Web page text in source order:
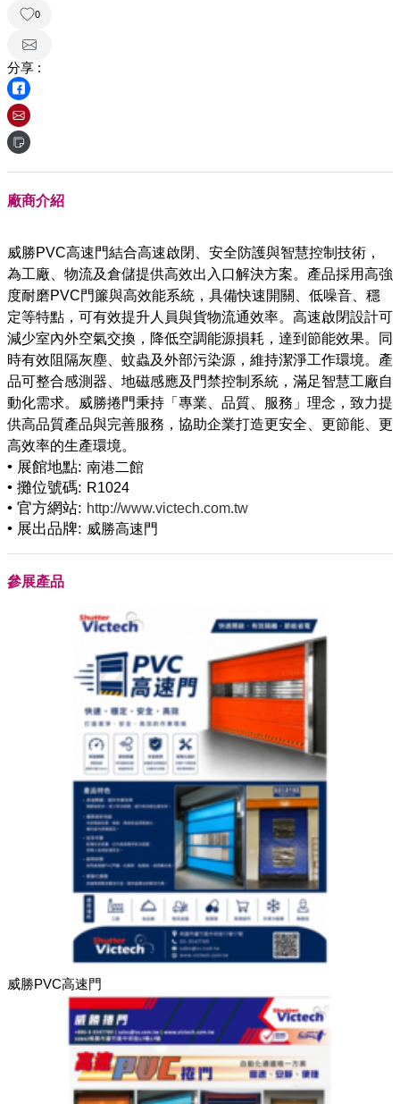
0
分享 :
廠商介紹
威勝PVC高速門結合高速啟閉、安全防護與智慧控制技術，
為工廠、物流及倉儲提供高效出入口解決方案。產品採用高強
度耐磨PVC門簾與高效能系統，具備快速開關、低噪音、穩
定等特點，可有效提升人員與貨物流通效率。高速啟閉設計可
減少室內外空氣交換，降低空調能源損耗，達到節能效果。同
時有效阻隔灰塵、蚊蟲及外部污染源，維持潔淨工作環境。產
品可整合感測器、地磁感應及門禁控制系統，滿足智慧工廠自
動化需求。威勝捲門秉持「專業、品質、服務」理念，致力提
供高品質產品與完善服務，協助企業打造更安全、更節能、更
• 展館地點: 南港二館
• 攤位號碼: R1024
• 官方網站: http://www.victech.com.tw
• 展出品牌: 威勝高速門
參展產品
威勝PVC高速門